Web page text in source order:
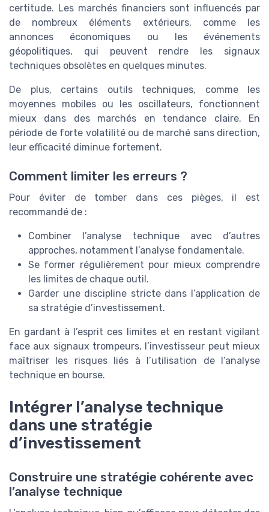
certitude. Les marchés financiers sont influencés par
de nombreux éléments extérieurs, comme les
annonces économiques ou les événements
géopolitiques, qui peuvent rendre les signaux
techniques obsolètes en quelques minutes.
De plus, certains outils techniques, comme les
moyennes mobiles ou les oscillateurs, fonctionnent
mieux dans des marchés en tendance claire. En
période de forte volatilité ou de marché sans direction,
leur efficacité diminue fortement.
Comment limiter les erreurs ?
Pour éviter de tomber dans ces pièges, il est
recommandé de :
Combiner l’analyse technique avec d’autres
approches, notamment l’analyse fondamentale.
Se former régulièrement pour mieux comprendre
les limites de chaque outil.
Garder une discipline stricte dans l’application de
sa stratégie d’investissement.
En gardant à l’esprit ces limites et en restant vigilant
face aux signaux trompeurs, l’investisseur peut mieux
maîtriser les risques liés à l’utilisation de l’analyse
technique en bourse.
Intégrer l’analyse technique
dans une stratégie
d’investissement
Construire une stratégie cohérente avec
l’analyse technique